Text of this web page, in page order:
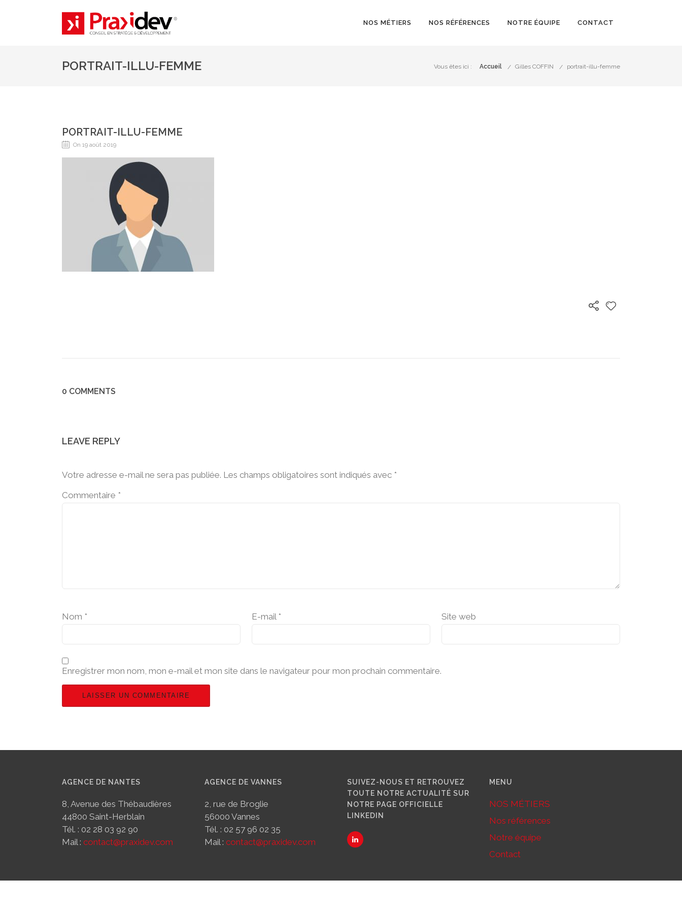
NOS MÉTIERS NOS RÉFÉRENCES NOTRE ÉQUIPE CONTACT
PORTRAIT-ILLU-FEMME Vous êtes ici : Accueil Gilles COFFIN portrait-illu-femme
PORTRAIT-ILLU-FEMME
On 19 août 2019
0 COMMENTS
LEAVE REPLY
Votre adresse e-mail ne sera pas publiée. Les champs obligatoires sont indiqués avec *
Commentaire *
Nom * E-mail * Site web
Enregistrer mon nom, mon e-mail et mon site dans le navigateur pour mon prochain commentaire.
AGENCE DE NANTES
8, Avenue des Thébaudières
44800 Saint-Herblain
Tél. : 02 28 03 92 90
Mail : contact@praxidev.com
AGENCE DE VANNES
2, rue de Broglie
56000 Vannes
Tél. : 02 57 96 02 35
Mail : contact@praxidev.com
SUIVEZ-NOUS ET RETROUVEZ
TOUTE NOTRE ACTUALITÉ SUR
NOTRE PAGE OFFICIELLE
LINKEDIN
MENU
NOS MÉTIERS
Nos références
Notre équipe
Contact